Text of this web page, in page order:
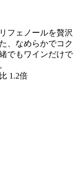
フェノールを贅沢
、なめらかでコク
でもワインだけで
1.2倍